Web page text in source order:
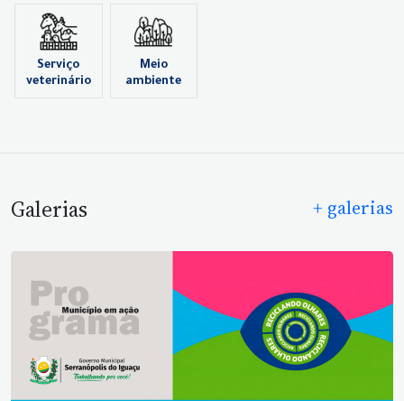
Serviço
veterinário
Meio
ambiente
Galerias + galerias